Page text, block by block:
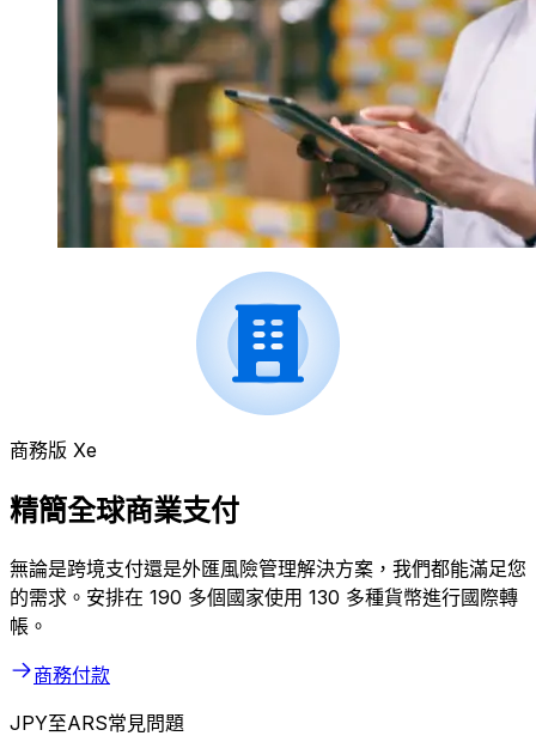
商務版 Xe
精簡全球商業支付
無論是跨境支付還是外匯風險管理解決方案，我們都能滿足您
的需求。安排在 190 多個國家使用 130 多種貨幣進行國際轉
帳。
商務付款
JPY至ARS常見問題